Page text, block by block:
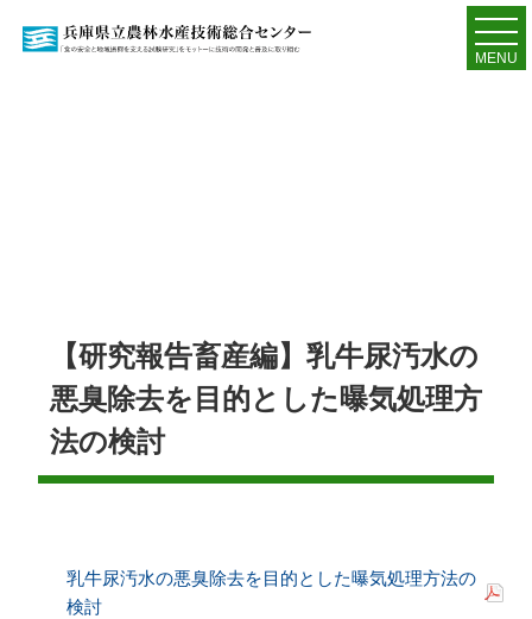
MENU
【研究報告畜産編】乳牛尿汚水の
悪臭除去を目的とした曝気処理方
法の検討
乳牛尿汚水の悪臭除去を目的とした曝気処理方法の
検討